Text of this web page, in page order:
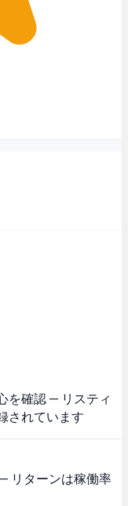
を確認 — リスティ
されています
リターンは稼働率